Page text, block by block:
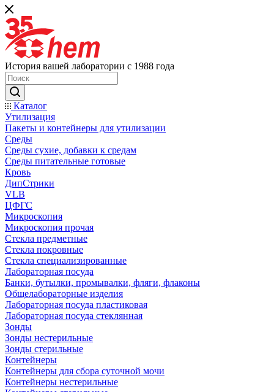
История вашей лаборатории с 1988 года
Каталог
Утилизация
Пакеты и контейнеры для утилизации
Среды
Среды сухие, добавки к средам
Среды питательные готовые
Кровь
ДипСтрики
VLB
ЦФГС
Микроскопия
Микроскопия прочая
Стекла предметные
Стекла покровные
Стекла специализированные
Лабораторная посуда
Банки, бутылки, промывалки, фляги, флаконы
Общелабораторные изделия
Лабораторная посуда пластиковая
Лабораторная посуда стеклянная
Зонды
Зонды нестерильные
Зонды стерильные
Контейнеры
Контейнеры для сбора суточной мочи
Контейнеры нестерильные